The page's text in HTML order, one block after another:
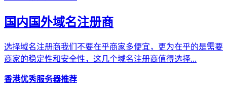
国内国外域名注册商
选择域名注册商我们不要在乎商家多便宜，更为在乎的是需要
商家的稳定性和安全性，这几个域名注册商值得选择...
香港优秀服务器推荐